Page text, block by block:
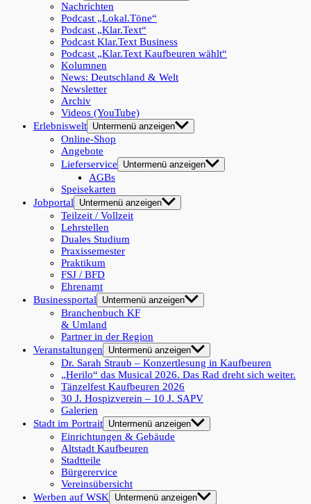
Nachrichten
Podcast „Lokal.Töne“
Podcast „Klar.Text“
Podcast Klar.Text Business
Podcast „Klar.Text Kaufbeuren wählt“
Kolumnen
News: Deutschland & Welt
Newsletter
Archiv
Videos (YouTube)
Erlebniswelt Untermenü anzeigen
Online-Shop
Angebote
Lieferservice
Untermenü anzeigen
AGBs
Speisekarten
Jobportal
Untermenü anzeigen
Teilzeit / Vollzeit
Lehrstellen
Duales Studium
Praxissemester
Praktikum
FSJ / BFD
Ehrenamt
Businessportal
Untermenü anzeigen
Branchenbuch KF
& Umland
Partner in der Region
Veranstaltungen
Untermenü anzeigen
Dr. Sarah Straub – Konzertlesung in Kaufbeuren
„Herilo“ das Musical 2026. Das Rad dreht sich weiter.
Tänzelfest Kaufbeuren 2026
30 J. Hospizverein – 10 J. SAPV
Galerien
Stadt im Portrait Untermenü anzeigen
Einrichtungen & Gebäude
Altstadt Kaufbeuren
Stadtteile
Bürgerervice
Vereinsübersicht
Werben auf WSK
Untermenü anzeigen